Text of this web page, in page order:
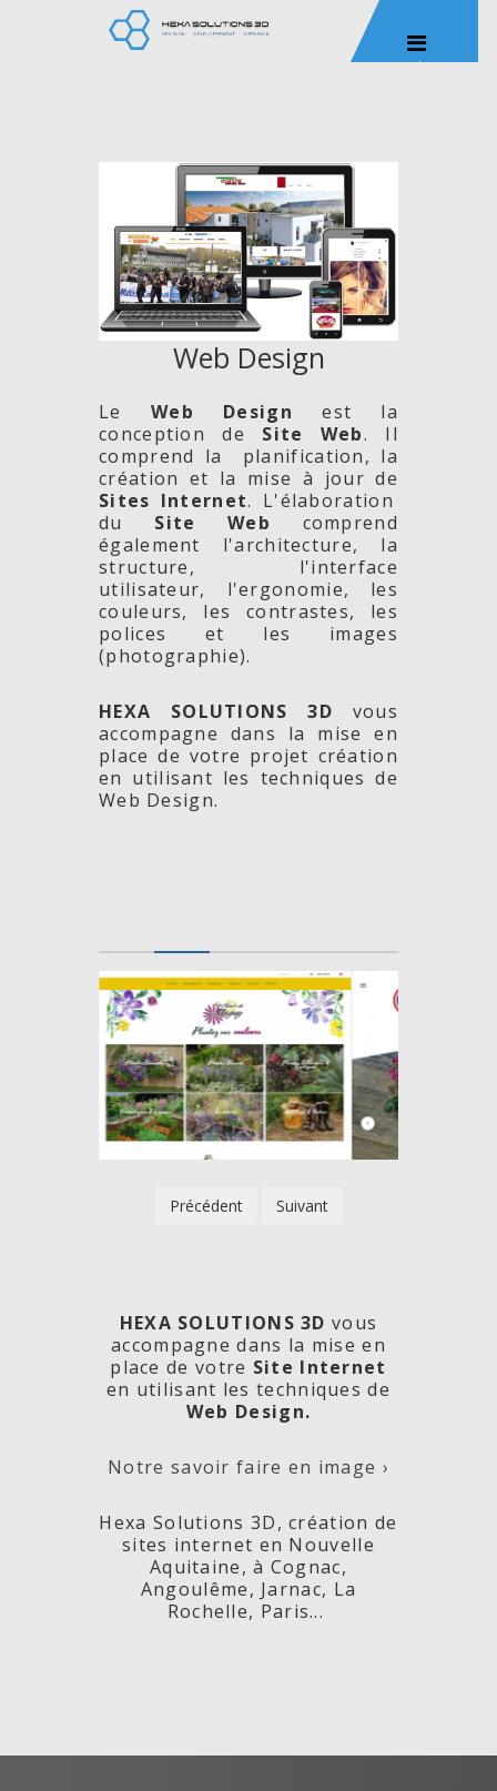
Web Design
Le Web Design est la
conception de Site Web. Il
comprend la planification, la
création et la mise à jour de
Sites Internet. L'élaboration
du Site Web comprend
également l'architecture, la
structure, l'interface
utilisateur, l'ergonomie, les
couleurs, les contrastes, les
polices et les images
(photographie).
HEXA SOLUTIONS 3D vous
accompagne dans la mise en
place de votre projet création
en utilisant les techniques de
Web Design.
Les
Précédent Suivant
HEXA SOLUTIONS 3D vous
accompagne dans la mise en
place de votre Site Internet
en utilisant les techniques de
Web Design.
Notre savoir faire en image ›
Hexa Solutions 3D, création de
sites internet en Nouvelle
Aquitaine, à Cognac,
Angoulême, Jarnac, La
Rochelle, Paris...